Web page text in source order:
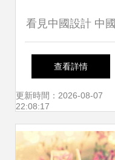
看見中國設計 中國
文創精品線上虛擬
展亮相首爾中國文
化中心官網，助力
查看詳情
更新時間：2026-08-07
22:08:17